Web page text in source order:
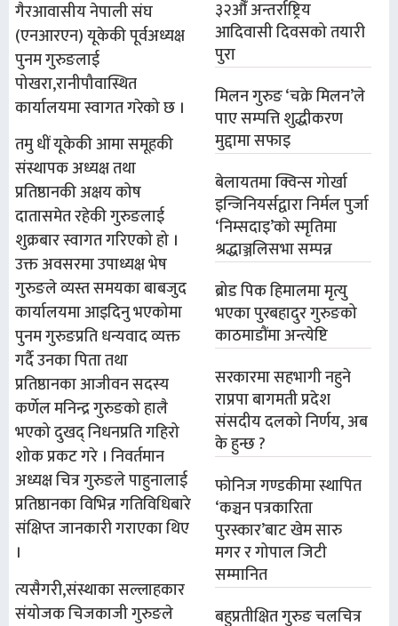
गैरआवासीय नेपाली संघ
(एनआरएन) यूकेकी पूर्वअध्यक्ष
पुनम गुरुङलाई
पोखरा,रानीपौवास्थित
कार्यालयमा स्वागत गरेको छ ।
तमु धीं यूकेकी आमा समूहकी
संस्थापक अध्यक्ष तथा
प्रतिष्ठानकी अक्षय कोष
दातासमेत रहेकी गुरुङलाई
शुक्रबार स्वागत गरिएको हो ।
उक्त अवसरमा उपाध्यक्ष भेष
गुरुङले व्यस्त समयका बाबजुद
कार्यालयमा आइदिनु भएकोमा
पुनम गुरुङप्रति धन्यवाद व्यक्त
गर्दै उनका पिता तथा
प्रतिष्ठानका आजीवन सदस्य
कर्णेल मनिन्द्र गुरुङको हालै
भएको दुखद् निधनप्रति गहिरो
शोक प्रकट गरे । निवर्तमान
अध्यक्ष चित्र गुरुङले पाहुनालाई
प्रतिष्ठानका विभिन्न गतिविधिबारे
संक्षिप्त जानकारी गराएका थिए
।
त्यसैगरी,संस्थाका सल्लाहकार
संयोजक चिजकाजी गुरुङले
३२औँ अन्तर्राष्ट्रिय
आदिवासी दिवसको तयारी
पुरा
मिलन गुरुङ ‘चक्रे मिलन’ले
पाए सम्पत्ति शुद्धीकरण
मुद्दामा सफाइ
बेलायतमा क्विन्स गोर्खा
इन्जिनियर्सद्वारा निर्मल पुर्जा
‘निम्सदाइ’को स्मृतिमा
श्रद्धाञ्जलिसभा सम्पन्न
ब्रोड पिक हिमालमा मृत्यु
भएका पुरबहादुर गुरुङको
काठमाडौंमा अन्त्येष्टि
सरकारमा सहभागी नहुने
राप्रपा बागमती प्रदेश
संसदीय दलको निर्णय, अब
के हुन्छ ?
फोनिज गण्डकीमा स्थापित
‘कञ्चन पत्रकारिता
पुरस्कार’बाट खेम सारु
मगर र गोपाल जिटी
सम्मानित
बहुप्रतीक्षित गुरुङ चलचित्र